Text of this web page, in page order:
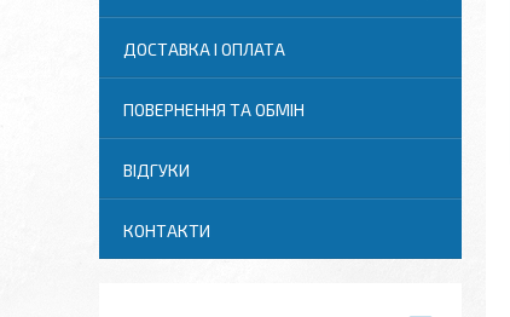
ДОСТАВКА І ОПЛАТА
ПОВЕРНЕННЯ ТА ОБМІН
ВІДГУКИ
КОНТАКТИ